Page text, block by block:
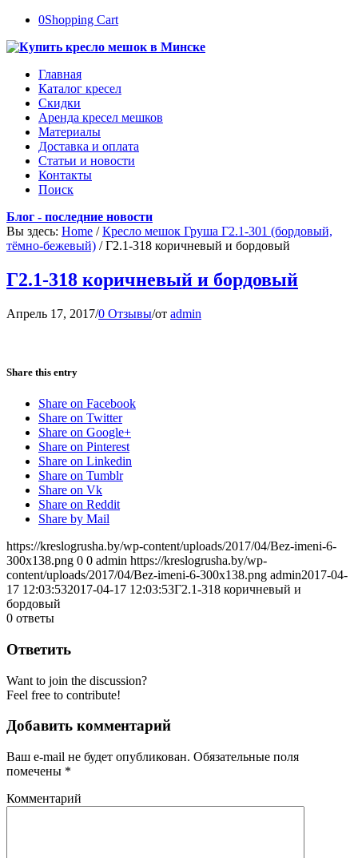
0Shopping Cart
Главная
Каталог кресел
Скидки
Аренда кресел мешков
Материалы
Доставка и оплата
Статьи и новости
Контакты
Поиск
Блог - последние новости
Вы здесь: Home / Кресло мешок Груша Г2.1-301 (бордовый,
тёмно-бежевый) / Г2.1-318 коричневый и бордовый
Г2.1-318 коричневый и бордовый
Апрель 17, 2017/0 Отзывы/от admin
Share this entry
Share on Facebook
Share on Twitter
Share on Google+
Share on Pinterest
Share on Linkedin
Share on Tumblr
Share on Vk
Share on Reddit
Share by Mail
https://kreslogrusha.by/wp-content/uploads/2017/04/Bez-imeni-6-
300x138.png 0 0 admin https://kreslogrusha.by/wp-
content/uploads/2017/04/Bez-imeni-6-300x138.png admin2017-04-
17 12:03:532017-04-17 12:03:53Г2.1-318 коричневый и
бордовый
0 ответы
Ответить
Want to join the discussion?
Feel free to contribute!
Добавить комментарий
Ваш e-mail не будет опубликован. Обязательные поля
помечены *
Комментарий